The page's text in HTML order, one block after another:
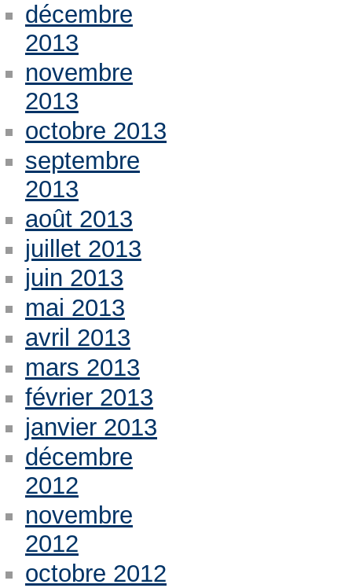
décembre
2013
novembre
2013
octobre 2013
septembre
2013
août 2013
juillet 2013
juin 2013
mai 2013
avril 2013
mars 2013
février 2013
janvier 2013
décembre
2012
novembre
2012
octobre 2012